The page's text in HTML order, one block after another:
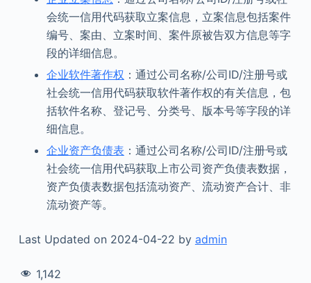
会统一信用代码获取立案信息，立案信息包括案件
编号、案由、立案时间、案件原被告双方信息等字
段的详细信息。
企业软件著作权 ：通过公司名称/公司ID/注册号或
社会统一信用代码获取软件著作权的有关信息，包
括软件名称、登记号、分类号、版本号等字段的详
细信息。
企业资产负债表 ：通过公司名称/公司ID/注册号或
社会统一信用代码获取上市公司资产负债表数据，
资产负债表数据包括流动资产、流动资产合计、非
流动资产等。
Last Updated on 2024-04-22 by admin
1,142